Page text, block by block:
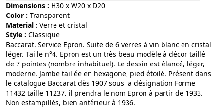
Dimensions : H30 x W20 x D20
Color :
transparent
Material :
verre et cristal
Style :
classique
Baccarat. Service Epron. Suite de 6 verres à vin blanc en cristal
léger. Taille n°4. Epron est un très beau modèle à décor taillé
de 7 pointes (nombre inhabituel). Le dessin est élancé, léger,
moderne. Jambe taillée en hexagone, pied étoilé. Présent dans
le catalogue Baccarat dès 1907 sous la désignation Forme
11432 taille 11237, il prendra le nom Epron à partir de 1933.
Non estampillés, bien antérieur à 1936.